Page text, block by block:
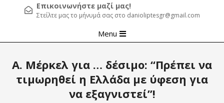
Επικοινωνήστε μαζί μας!
Στείλτε μας το μήνυμά σας στο danioliptesgr@gmail.com
Navigation
Menu
Α. Μέρκελ για … δέσιμο: “Πρέπει να
τιμωρηθεί η Ελλάδα με ύφεση για
να εξαγνιστεί”!